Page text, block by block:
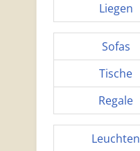
Liegen
Sofas
Tische
Regale
Leuchten